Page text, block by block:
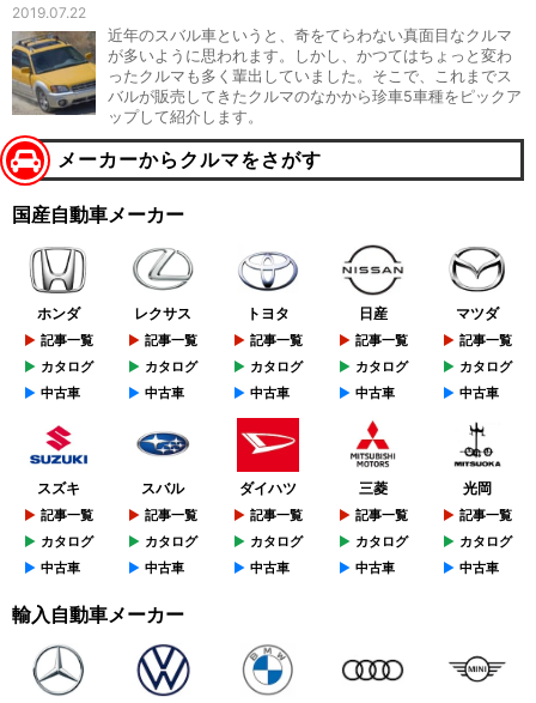
2019.07.22
近年のスバル車というと、奇をてらわない真面目なクルマ
が多いように思われます。しかし、かつてはちょっと変わ
ったクルマも多く輩出していました。そこで、これまでス
バルが販売してきたクルマのなかから珍車5車種をピックア
ップして紹介します。
メーカーからクルマをさがす
国産自動車メーカー
ホンダ
記事一覧
カタログ
中古車
レクサス
記事一覧
カタログ
中古車
トヨタ
記事一覧
カタログ
中古車
日産
記事一覧
カタログ
中古車
マツダ
記事一覧
カタログ
中古車
スズキ
記事一覧
カタログ
中古車
スバル
記事一覧
カタログ
中古車
ダイハツ
記事一覧
カタログ
中古車
三菱
記事一覧
カタログ
中古車
光岡
記事一覧
カタログ
中古車
輸入自動車メーカー